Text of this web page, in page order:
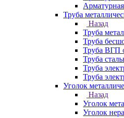
Труба
Назад
Труба
Труба
Труба ВГП
Труба
Труба
Труба
Уголок
Назад
Уголок
Уголок